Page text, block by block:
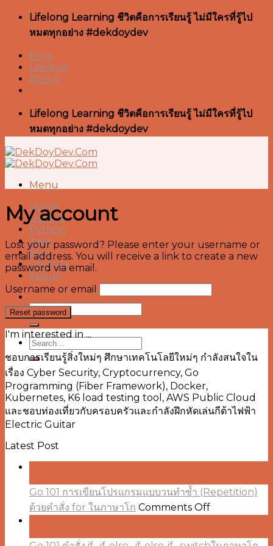
Skip
content
Lifelong Learning ชีวิตคือการเรียนรู้ ไม่มีใครที่รู้ไป
หมดทุกอย่าง #dekdoydev
Blog
Lifestyle
About
Lifelong Learning ชีวิตคือการเรียนรู้ ไม่มีใครที่รู้ไป
หมดทุกอย่าง #dekdoydev
Menu
Home
Golang
Python
Java
Blog
Lifestyle
About
Search
for:
Search
for:
My account
Lost your password? Please enter your username or
email address. You will receive a link to create a new
password via email.
Username or email
Reset password
I'm interested in ...
ชอบการเรียนรู้สิ่งใหม่ๆ ศึกษาเทคโนโลยีใหม่ๆ กำลังสนใจใน
เรื่อง Cyber Security, Cryptocurrency, Go
Programming (Fiber Framework), Docker,
Kubernetes, K6 load testing tool, AWS Public Cloud
และชอบท่องเที่ยวกับครอบครัวและกำลังฝึกหัดเล่นกีต้าไฟฟ้า
Electric Guitar
Latest Post
Go 101 การเขียนโปรแกรมแบบวนทำซ้ำ (Repetition)
ด้วยคำสั่ง for ในภาษาโก Comments Offon
Go
การ